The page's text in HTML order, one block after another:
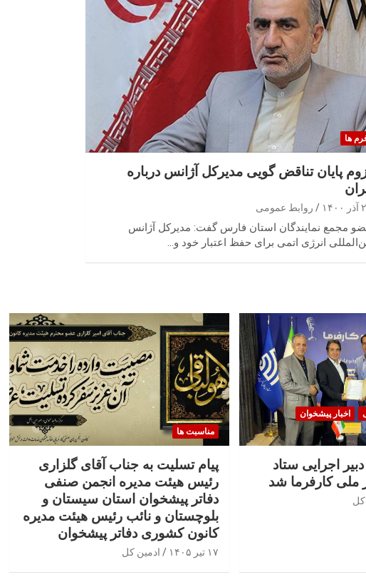
ها
پایان تناقض گویی مدیرکل آژانس درباره
روابط عمومی
مجمع نمایندگان استان فارس گفت: مدیرکل آژانس
انرژی اتمی برای حفظ اعتبار خود و…
اخبار پیشخوان
اجرایی ستاد
ملی کارفرما شد
کل
مناسبت ها
پیام تسلیت به جناب آقای گلزاری
رئیس هیئت مدیره انجمن صنفی
دفاتر پیشخوان استان سیستان و
بلوچستان و نائب رئیس هیئت مدیره
کانون کشوری دفاتر پیشخوان
۱۷ تیر ۱۴۰۵ ادمین کل